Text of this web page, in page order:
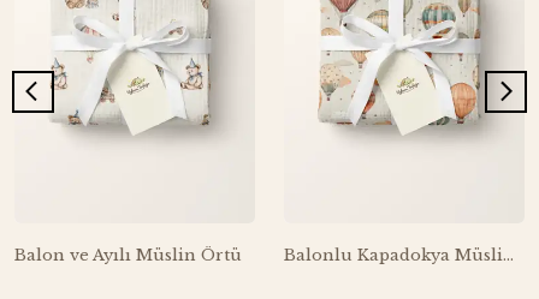
Balon ve Ayılı Müslin Örtü Balonlu Kapadokya Müslin Örtü